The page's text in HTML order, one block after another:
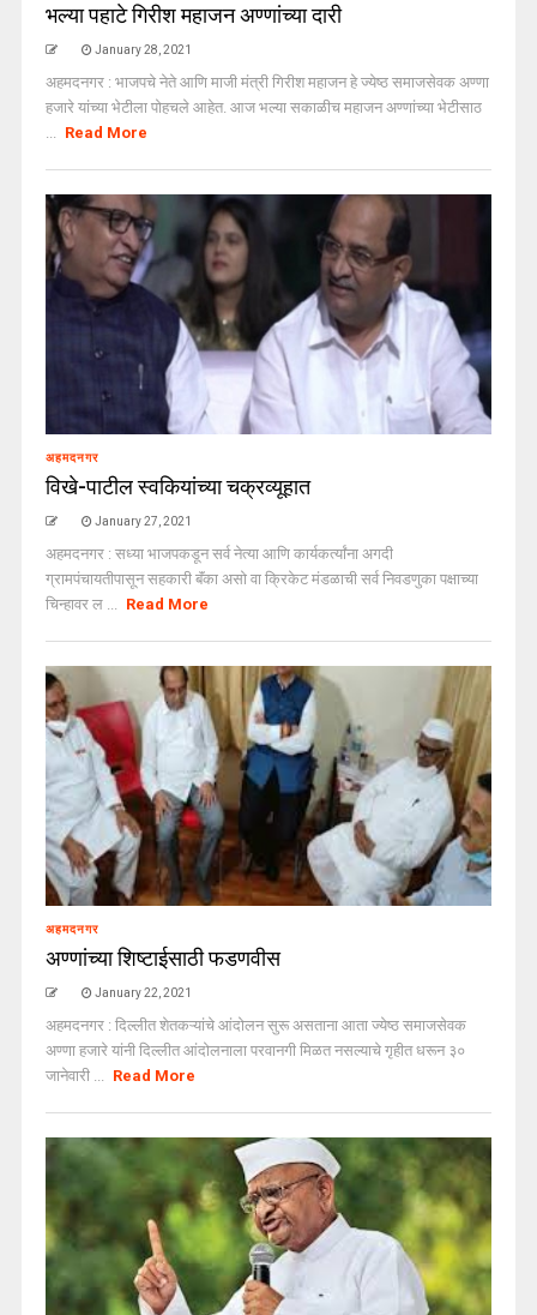
भल्या पहाटे गिरीश महाजन अण्णांच्या दारी
January 28, 2021
अहमदनगर : भाजपचे नेते आणि माजी मंत्री गिरीश महाजन हे ज्येष्ठ समाजसेवक अण्णा
हजारे यांच्या भेटीला पोहचले आहेत. आज भल्या सकाळीच महाजन अण्णांच्या भेटीसाठ
... Read More
अहमदनगर
विखे-पाटील स्वकियांच्या चक्रव्यूहात
January 27, 2021
अहमदनगर : सध्या भाजपकडून सर्व नेत्या आणि कार्यकर्त्यांना अगदी
ग्रामपंचायतीपासून सहकारी बॅंका असो वा क्रिकेट मंडळाची सर्व निवडणुका पक्षाच्या
चिन्हावर ल ... Read More
अहमदनगर
अण्णांच्या शिष्टाईसाठी फडणवीस
January 22, 2021
अहमदनगर : दिल्लीत शेतकऱ्यांचे आंदोलन सुरू असताना आता ज्येष्ठ समाजसेवक
अण्णा हजारे यांनी दिल्लीत आंदोलनाला परवानगी मिळत नसल्याचे गृहीत धरून ३०
जानेवारी ... Read More